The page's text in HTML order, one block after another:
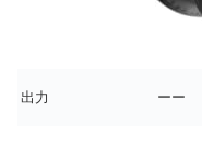
出力 ーー